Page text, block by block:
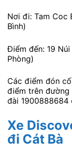
Nơi đi: Tam Coc
Bình)
Điểm đến: 19
Phòng)
Các điểm đón
điểm trên đường
đài 1900888684
Xe
đi Cát Bà